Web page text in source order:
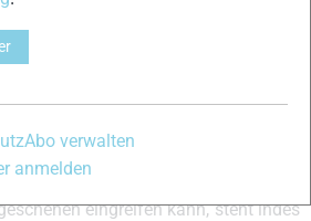
DSV Mannschaftsarzt Dr. Stefan
Franz schon die ersten Belastungen
DSV haben wir ihm außerdem einen
wieder mit dem spezifischen
kann.“ Wann Franz Göring dann
eingreifen kann, steht indes
Abo verwalten
anmelden